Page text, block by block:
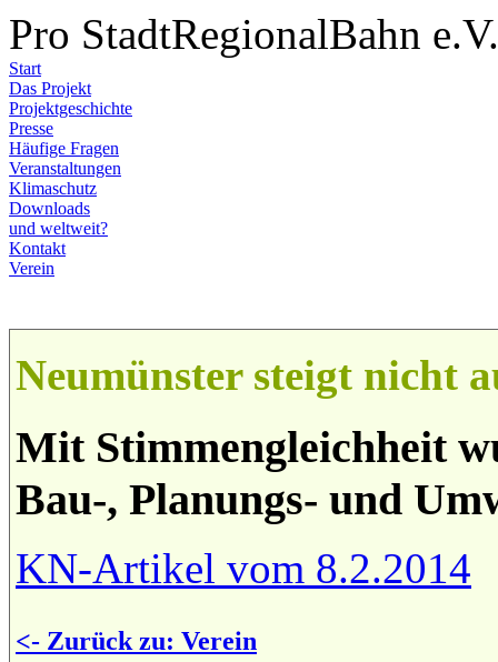
Pro StadtRegionalBahn e.V.
Start
Das Projekt
Projektgeschichte
Presse
Häufige Fragen
Veranstaltungen
Klimaschutz
Downloads
und weltweit?
Kontakt
Verein
Neumünster steigt nicht
Mit Stimmengleichheit
Bau-, Planungs- und
KN-Artikel vom 8.2.2014
<- Zurück zu: Verein